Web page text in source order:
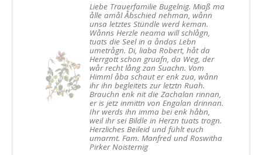
Liebe Trauerfamilie Bugelnig. Miaß ma
ålle amål Åbschied nehman, wånn
unsa letztes Stündle werd keman.
Wånns Herzle neama will schlågn,
tuats die Seel in a åndas Lebn
umetrågn. Di, liaba Robert, håt da
Herrgott schon gruafn, da Weg, der
wår recht lång zan Suachn. Vom
Himml åba schaut er enk zua, wånn
ihr ihn begleitets zur letztn Ruah.
Brauchn enk nit die Zachalan rinnan,
er is jetz inmittn von Engalan drinnan.
Ihr werds ihn imma bei enk håbn,
weil ihr sei Bildle in Herzn tuats trogn.
Herzliches Beileid und fühlt euch
umarmt. Fam. Manfred und Roswitha
Pirker Noisternig